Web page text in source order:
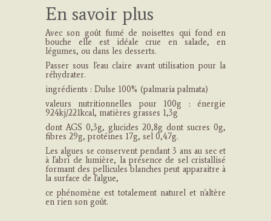
En savoir plus
Avec son goût fumé de noisettes qui fond en
bouche elle est idéale crue en salade, en
légumes, ou dans les desserts.
Passer sous l'eau claire avant utilisation pour la
réhydrater.
ingrédients : Dulse 100% (palmaria palmata)
valeurs nutritionnelles pour 100g : énergie
924kj/221kcal, matières grasses 1,3g
dont AGS 0,3g, glucides 20,8g dont sucres 0g,
fibres 29g, protéines 17g, sel 0,47g.
Les algues se conservent pendant 3 ans au sec et
à l'abri de lumière, la présence de sel cristallisé
formant des pellicules blanches peut apparaitre à
la surface de l'algue,
ce phénomène est totalement naturel et n'altère
en rien son goût.